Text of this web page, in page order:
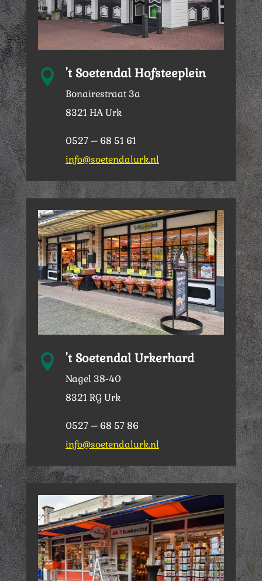
 't Soetendal Hofsteeplein
Bonairestraat 3a
8321 HA Urk
0527 – 68 51 61
info@soetendalurk.nl
 't Soetendal Urkerhard
Nagel 38-40
8321 RG Urk
0527 – 68 57 86
info@soetendalurk.nl